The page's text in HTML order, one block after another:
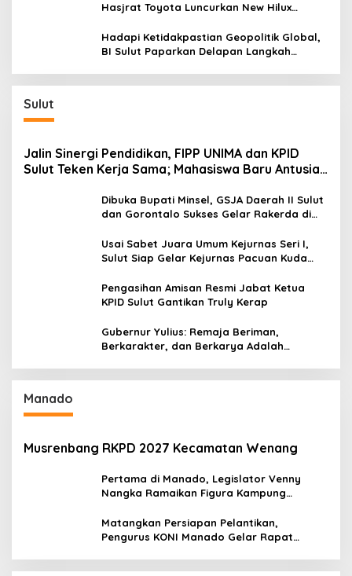
Hasjrat Toyota Luncurkan New Hilux
Hadapi Ketidakpastian Geopolitik Global,
BI Sulut Paparkan Delapan Langkah
Sulut
Jalin Sinergi Pendidikan, FIPP UNIMA dan KPID
Sulut Teken Kerja Sama; Mahasiswa Baru Antusias
Dibuka Bupati Minsel, GSJA Daerah II Sulut
dan Gorontalo Sukses Gelar Rakerda di
Usai Sabet Juara Umum Kejurnas Seri I,
Sulut Siap Gelar Kejurnas Pacuan Kuda
Pengasihan Amisan Resmi Jabat Ketua
KPID Sulut Gantikan Truly Kerap
Gubernur Yulius: Remaja Beriman,
Berkarakter, dan Berkarya Adalah
Manado
Musrenbang RKPD 2027 Kecamatan Wenang
Pertama di Manado, Legislator Venny
Nangka Ramaikan Figura Kampung
Matangkan Persiapan Pelantikan,
Pengurus KONI Manado Gelar Rapat